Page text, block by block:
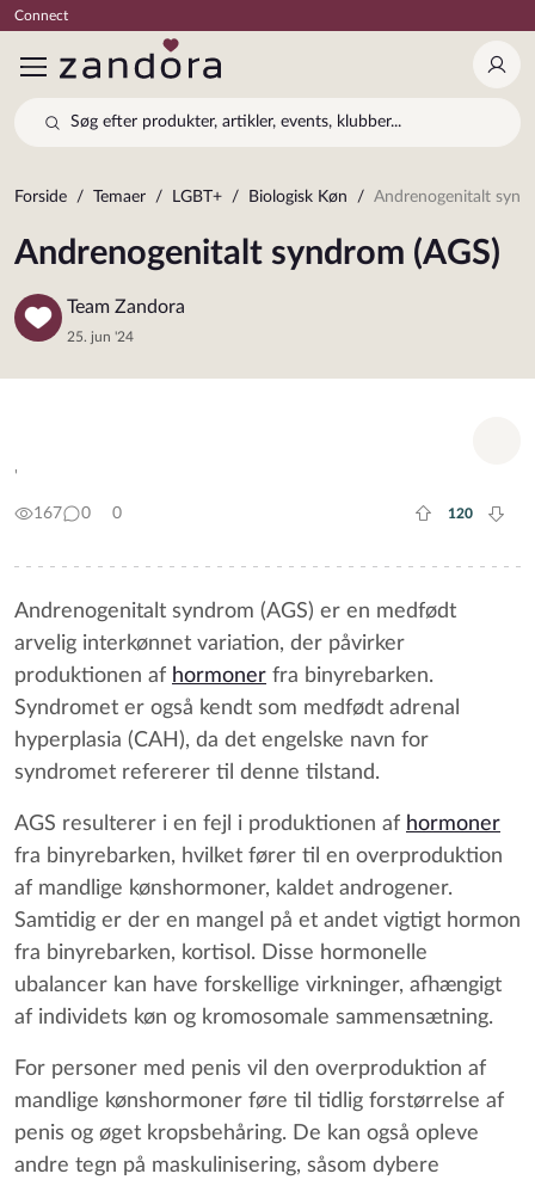
Connect
Log
Søg efter produkter, artikler, events, klubber...
Forside Temaer LGBT+ Biologisk Køn Andrenogenitalt
Andrenogenitalt syndrom (AGS)
Team Zandora
25. jun '24
'
167 0 0
Plus rate
120
Andrenogenitalt syndrom (AGS) er en medfødt
arvelig interkønnet variation, der påvirker
produktionen af hormoner fra binyrebarken.
Syndromet er også kendt som medfødt adrenal
hyperplasia (CAH), da det engelske navn for
syndromet refererer til denne tilstand.
AGS resulterer i en fejl i produktionen af hormoner
fra binyrebarken, hvilket fører til en overproduktion
af mandlige kønshormoner, kaldet androgener.
Samtidig er der en mangel på et andet vigtigt hormon
fra binyrebarken, kortisol. Disse hormonelle
ubalancer kan have forskellige virkninger, afhængigt
af individets køn og kromosomale sammensætning.
For personer med penis vil den overproduktion af
mandlige kønshormoner føre til tidlig forstørrelse af
penis og øget kropsbehåring. De kan også opleve
andre tegn på maskulinisering, såsom dybere